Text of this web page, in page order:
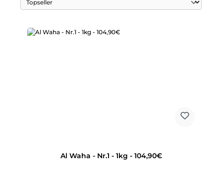
Al Waha - Nr.1 - 1kg - 104,90€